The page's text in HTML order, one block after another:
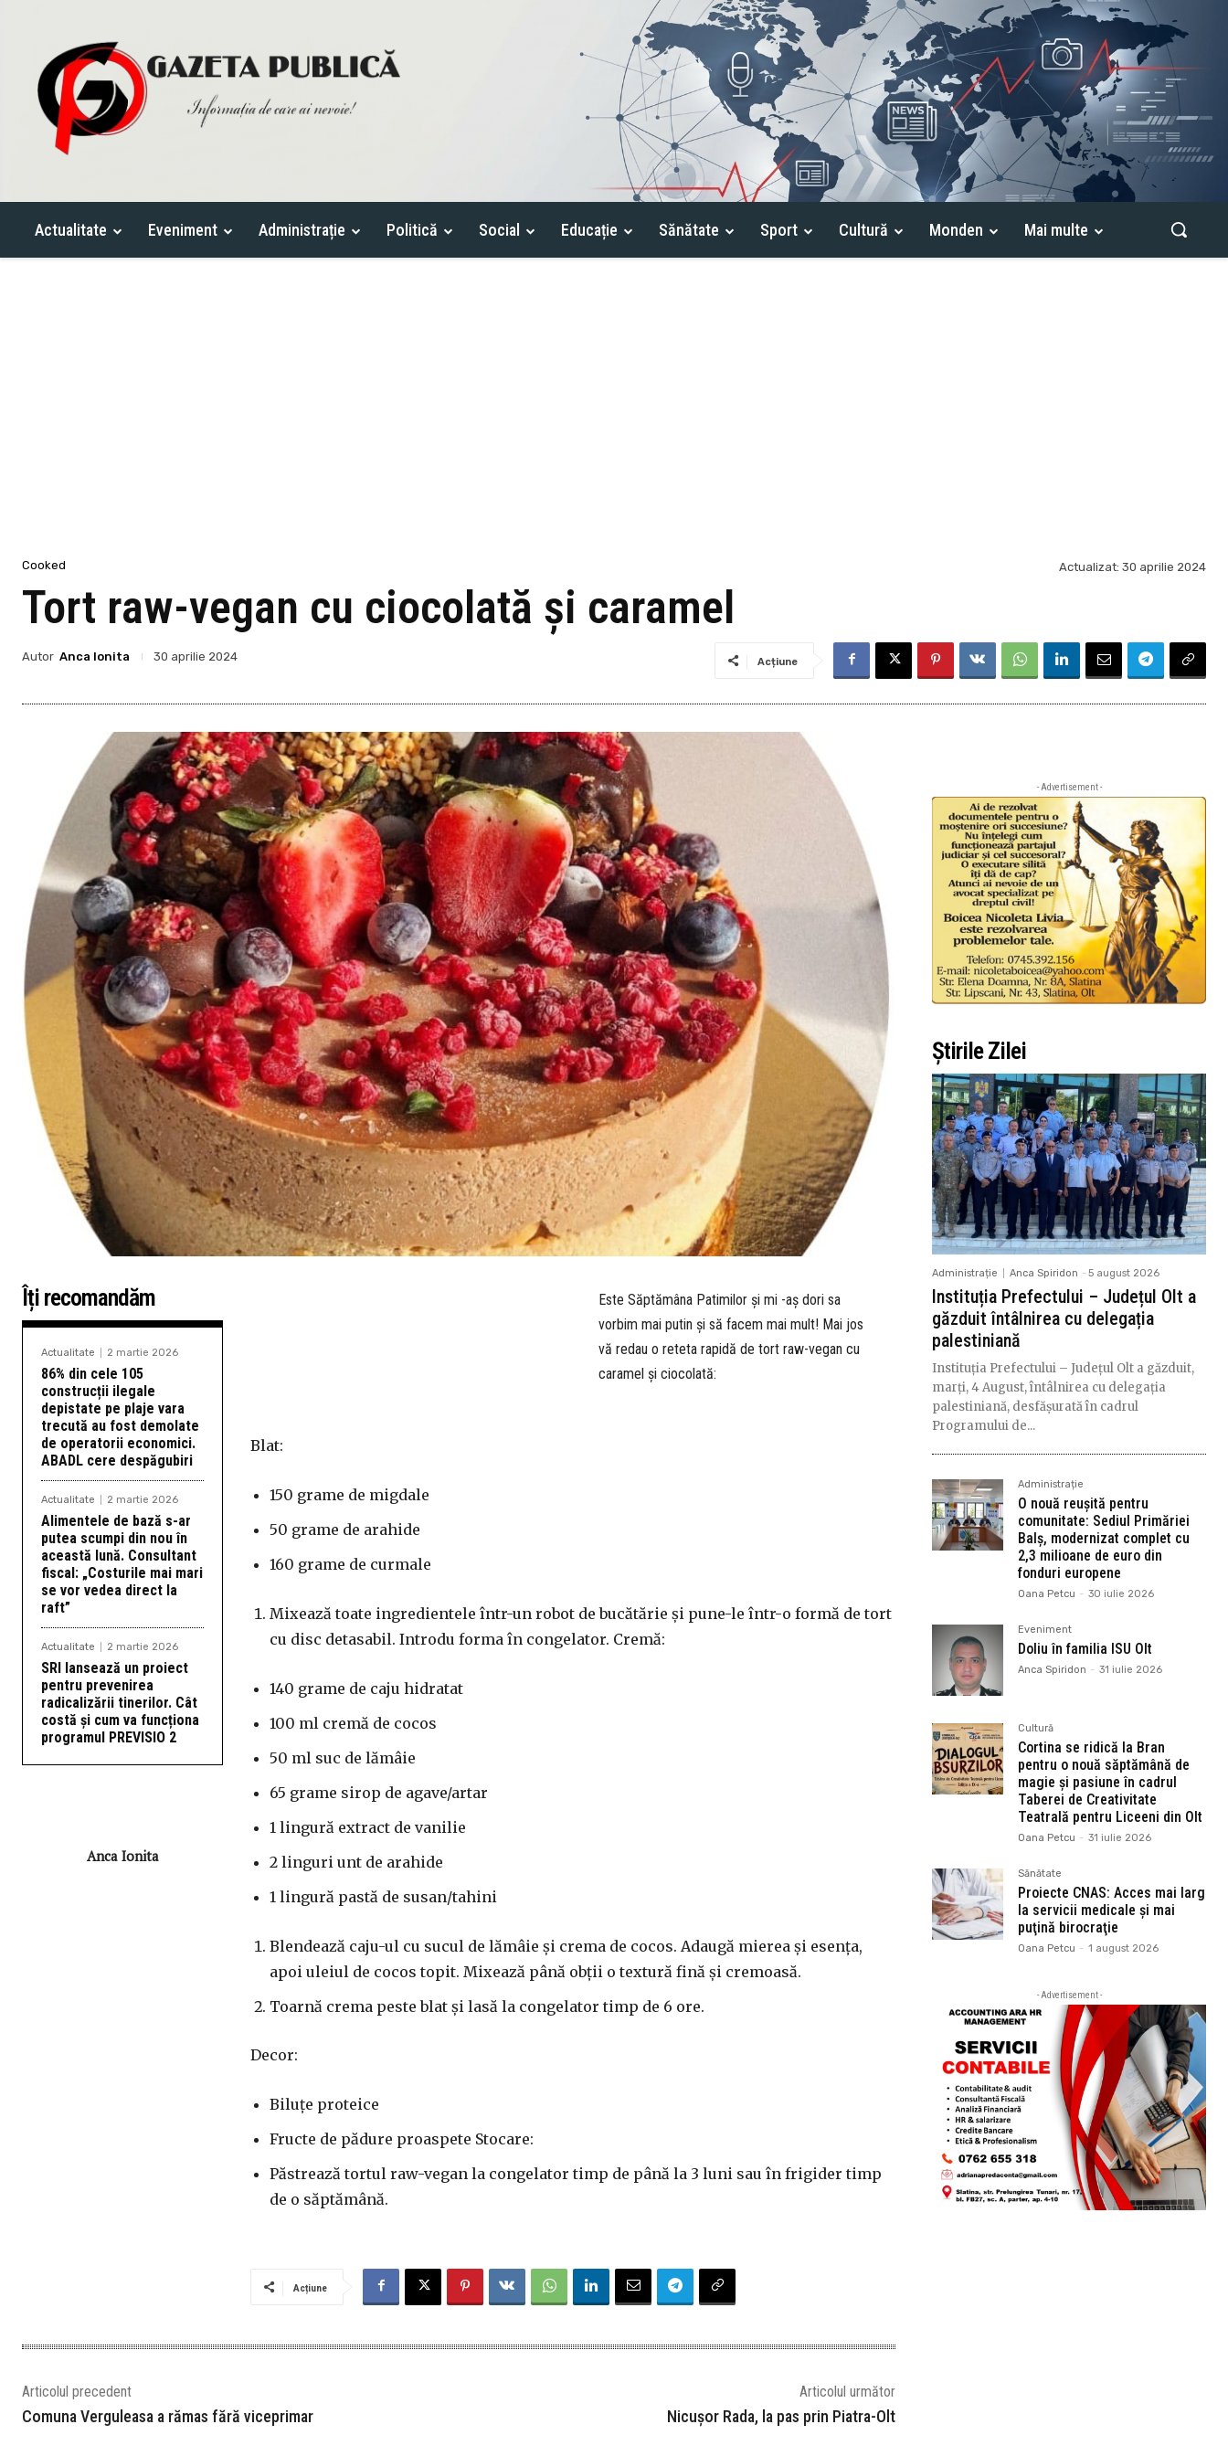
Actualitate Eveniment Administrație Politică Social Educație Sănătate Sport Cultură Monden Mai multe
Cooked Actualizat: 30 aprilie 2024
Tort raw-vegan cu ciocolată și caramel
Autor Anca Ionita 30 aprilie 2024 Acțiune
Îți recomandăm
Actualitate 2 martie 2026
86% din cele 105
construcții ilegale
depistate pe plaje vara
trecută au fost demolate
de operatorii economici.
ABADL cere despăgubiri
Actualitate 2 martie 2026
Alimentele de bază s-ar
putea scumpi din nou în
această lună. Consultant
fiscal: „Costurile mai mari
se vor vedea direct la
raft”
Actualitate 2 martie 2026
SRI lansează un proiect
pentru prevenirea
radicalizării tinerilor. Cât
costă și cum va funcționa
programul PREVISIO 2
Anca Ionita
Este Săptămâna Patimilor și mi -aș dori sa
vorbim mai putin și să facem mai mult! Mai jos
vă redau o reteta rapidă de tort raw-vegan cu
caramel și ciocolată:
Blat:
150 grame de migdale
50 grame de arahide
160 grame de curmale
Mixează toate ingredientele într-un robot de bucătărie și pune-le într-o formă de tort
cu disc detasabil. Introdu forma în congelator. Cremă:
140 grame de caju hidratat
100 ml cremă de cocos
50 ml suc de lămâie
65 grame sirop de agave/artar
1 lingură extract de vanilie
2 linguri unt de arahide
1 lingură pastă de susan/tahini
Blendează caju-ul cu sucul de lămâie și crema de cocos. Adaugă mierea și esența,
apoi uleiul de cocos topit. Mixează până obții o textură fină și cremoasă.
Toarnă crema peste blat și lasă la congelator timp de 6 ore.
Decor:
Biluțe proteice
Fructe de pădure proaspete Stocare:
Păstrează tortul raw-vegan la congelator timp de până la 3 luni sau în frigider timp
de o săptămână.
Acțiune
Articolul precedent
Comuna Verguleasa a rămas fără viceprimar
Articolul următor
Nicușor Rada, la pas prin Piatra-Olt
- Advertisement -
Știrile Zilei
Administrație Anca Spiridon - 5 august 2026
Instituția Prefectului – Județul Olt a
găzduit întâlnirea cu delegația
palestiniană
Instituția Prefectului – Județul Olt a găzduit,
marți, 4 August, întâlnirea cu delegația
palestiniană, desfășurată în cadrul
Programului de...
Administrație
O nouă reușită pentru
comunitate: Sediul Primăriei
Balș, modernizat complet cu
2,3 milioane de euro din
fonduri europene
Oana Petcu - 30 iulie 2026
Eveniment
Doliu în familia ISU Olt
Anca Spiridon - 31 iulie 2026
Cultură
Cortina se ridică la Bran
pentru o nouă săptămână de
magie și pasiune în cadrul
Taberei de Creativitate
Teatrală pentru Liceeni din Olt
Oana Petcu - 31 iulie 2026
Sănătate
Proiecte CNAS: Acces mai larg
la servicii medicale și mai
puţină birocraţie
Oana Petcu - 1 august 2026
- Advertisement -